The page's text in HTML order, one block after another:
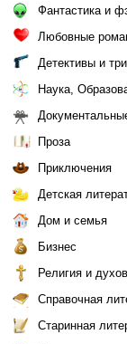
Фантастика и
Любовные
Детективы и
Наука,
Проза
Приключения
Детская
Дом и семья
Бизнес
Религия и
Справочная
Старинная